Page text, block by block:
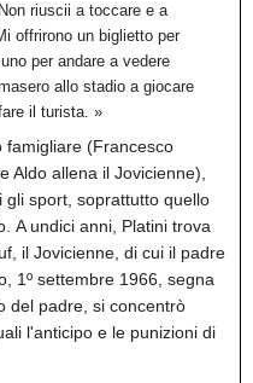
riuscii a toccare e a
offrirono un biglietto per
per andare a vedere
allo stadio a giocare
il turista. »
famigliare (Francesco
Aldo allena il Jovicienne),
gli sport, soprattutto quello
A undici anni, Platini trova
il Jovicienne, di cui il padre
1º settembre 1966, segna
del padre, si concentrò
l'anticipo e le punizioni di